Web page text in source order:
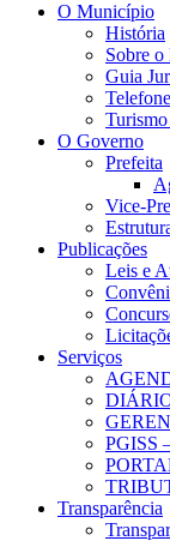
O Município
História
Sobre
Guia
O Governo
Prefeita
Vice-
Publicações
Leis e
Serviços
PGISS
Transparência